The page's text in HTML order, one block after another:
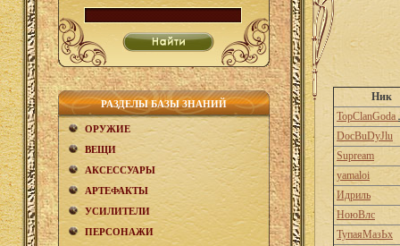
РАЗДЕЛЫ БАЗЫ ЗНАНИЙ
ОРУЖИЕ
ВЕЩИ
АКCЕСCУАРЫ
АРТЕФАКТЫ
УСИЛИТЕЛИ
ПЕРСОНАЖИ
Ник
TopClanGoda
DocBuDyJlu
Supream
yamaloi
Идриль
НоюВлс
ТупаяМазЬх